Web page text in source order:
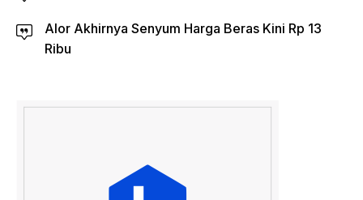
Alor Akhirnya Senyum Harga Beras Kini Rp 13
Ribu